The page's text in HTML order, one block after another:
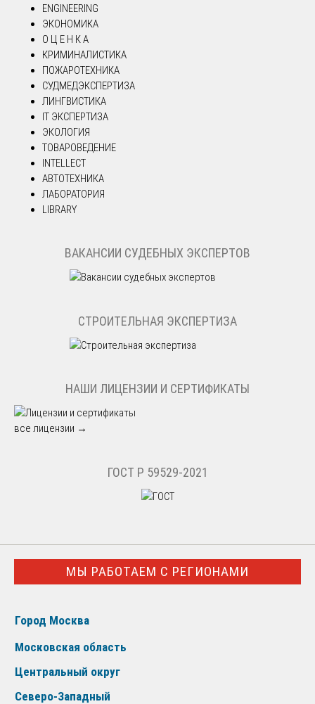
ENGINEERING
ЭКОНОМИКА
О Ц Е Н К А
КРИМИНАЛИСТИКА
ПОЖАРОТЕХНИКА
СУДМЕДЭКСПЕРТИЗА
ЛИНГВИСТИКА
IT ЭКСПЕРТИЗА
ЭКОЛОГИЯ
ТОВАРОВЕДЕНИЕ
INTELLECT
АВТОТЕХНИКА
ЛАБОРАТОРИЯ
LIBRARY
ВАКАНСИИ СУДЕБНЫХ ЭКСПЕРТОВ
СТРОИТЕЛЬНАЯ ЭКСПЕРТИЗА
НАШИ ЛИЦЕНЗИИ И СЕРТИФИКАТЫ
все лицензии →
ГОСТ Р 59529-2021
МЫ РАБОТАЕМ С РЕГИОНАМИ
Город Москва
Московская область
Центральный округ
Северо-Западный